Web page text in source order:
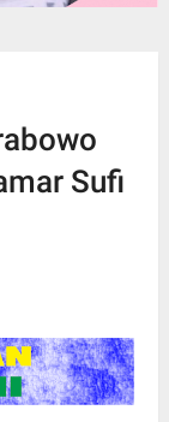
Sufi